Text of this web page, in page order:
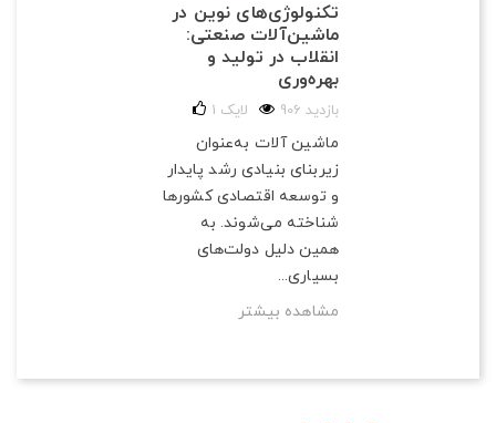
تکنولوژی‌های نوین در
ماشین‌آلات صنعتی:
انقلاب در تولید و
بهره‌وری
906 بازدید 1 لایک
ماشین آلات به‌عنوان
زیربنای بنیادی رشد پایدار
و توسعه اقتصادی کشورها
شناخته می‌شوند. به
همین دلیل دولت‌های
بسیاری...
مشاهده بیشتر